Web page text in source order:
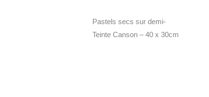
Pastels secs sur demi-
Teinte Canson – 40 x 30cm